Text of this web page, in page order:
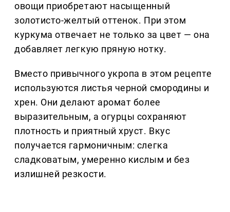
овощи приобретают насыщенный
золотисто-желтый оттенок. При этом
куркума отвечает не только за цвет — она
добавляет легкую пряную нотку.
Вместо привычного укропа в этом рецепте
используются листья черной смородины и
хрен. Они делают аромат более
выразительным, а огурцы сохраняют
плотность и приятный хруст. Вкус
получается гармоничным: слегка
сладковатым, умеренно кислым и без
излишней резкости.